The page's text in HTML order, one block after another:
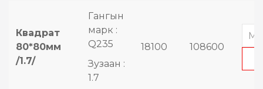
Квадрат
80*80мм
/1.7/
Гангын
марк :
Q235
Зузаан :
1.7
18100 108600